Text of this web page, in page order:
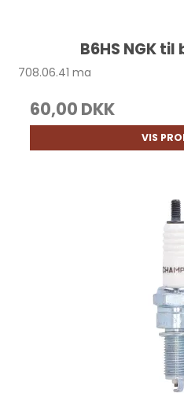
B6HS NGK
708.06.41 ma
60,00 DKK
VIS